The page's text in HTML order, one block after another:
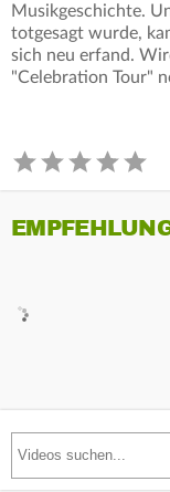
Musikgeschichte.
totgesagt wurde,
sich neu erfand.
"Celebration Tour"